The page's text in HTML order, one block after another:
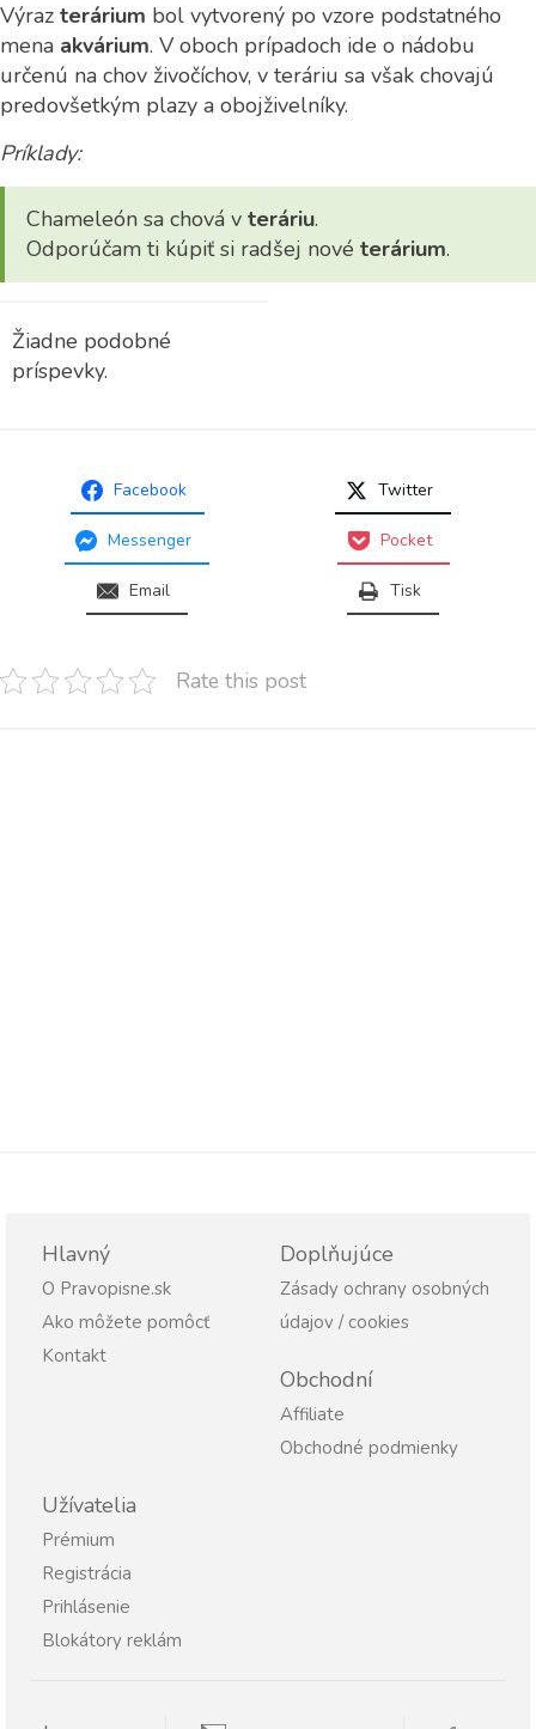
Výraz terárium bol vytvorený po vzore podstatného
mena akvárium. V oboch prípadoch ide o nádobu
určenú na chov živočíchov, v teráriu sa však chovajú
predovšetkým plazy a obojživelníky.
Príklady:
Chameleón sa chová v teráriu.
Odporúčam ti kúpiť si radšej nové terárium.
Žiadne podobné
príspevky.
Facebook Twitter
Messenger Pocket
Email Tisk
Rate this post
Hlavný
O Pravopisne.sk
Ako môžete pomôcť
Kontakt
Doplňujúce
Zásady ochrany osobných
údajov / cookies
Obchodní
Affiliate
Obchodné podmienky
Užívatelia
Prémium
Registrácia
Prihlásenie
Blokátory reklám